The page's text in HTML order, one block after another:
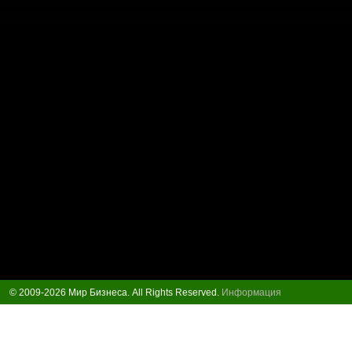
© 2009-2026 Мир Бизнеса. All Rights Reserved. Информация